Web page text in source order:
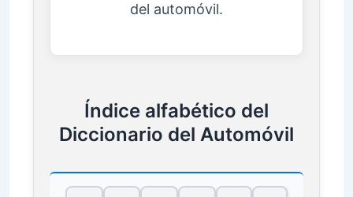
del automóvil.
Índice alfabético del
Diccionario del Automóvil